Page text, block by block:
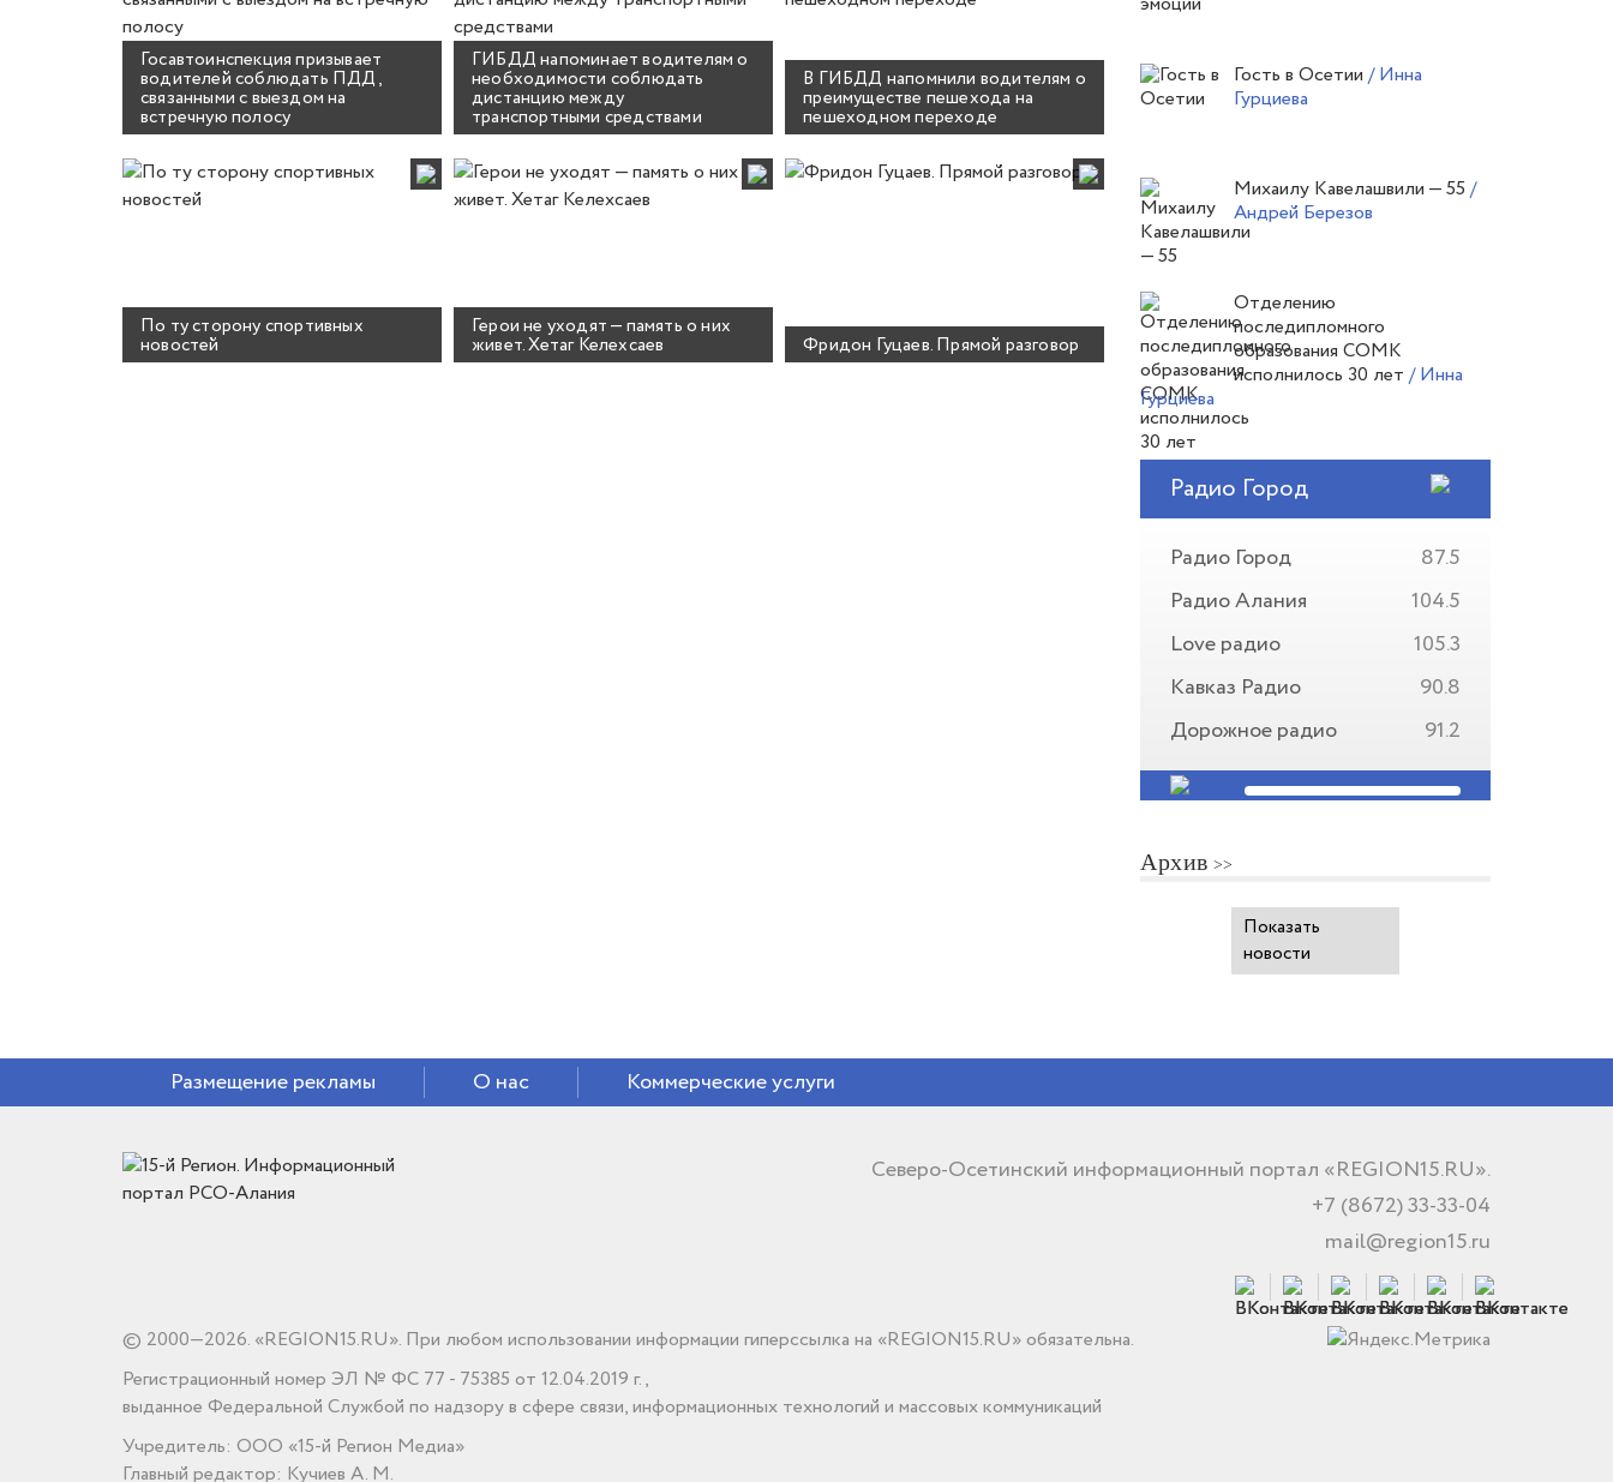
Госавтоинспекция призывает
водителей соблюдать ПДД,
связанными с выездом на
встречную полосу
ГИБДД напоминает водителям о
необходимости соблюдать
дистанцию между
транспортными средствами
В ГИБДД напомнили водителям о
преимуществе пешехода на
пешеходном переходе
По ту сторону спортивных
новостей
Герои не уходят — память о них
живет. Хетаг Келехсаев Фридон Гуцаев. Прямой разговор
Гость в Осетии/ Инна
Гурциева
Михаилу Кавелашвили — 55/
Андрей Березов
Отделению
последипломного
образования СОМК
исполнилось 30 лет/ Инна
Гурциева
Радио Город
Радио Город
87.5
Радио Алания
104.5
Love радио
105.3
Кавказ Радио
90.8
Дорожное радио
91.2
Архив
Показать
новости
Размещение рекламы О нас Коммерческие услуги
Северо-Осетинский информационный портал «REGION15.RU».
+7 (8672) 33-33-04
mail@region15.ru
© 2000—2026. «REGION15.RU». При любом использовании информации гиперссылка на «REGION15.RU» обязательна.
Регистрационный номер ЭЛ № ФС 77 - 75385 от 12.04.2019 г.,
выданное Федеральной Службой по надзору в сфере связи, информационных технологий и массовых коммуникаций
Учредитель: ООО «15-й Регион Медиа»
Главный редактор: Кучиев А. М.